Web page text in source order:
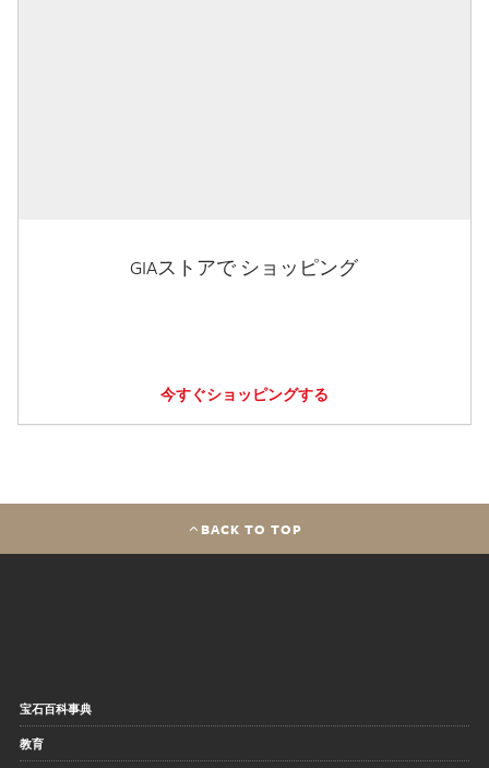
GIAストアで ショッピング
今すぐショッピングする
BACK TO TOP
宝石百科事典
教育